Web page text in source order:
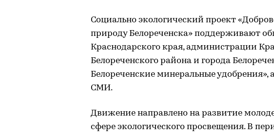
Социально экологический проект
природу Белореченска» поддерживают
Краснодарского края, администрации
Белореченского района и города
Белореченские минеральные
СМИ.
Движение направлено на развитие
сфере экологического просвещения. В